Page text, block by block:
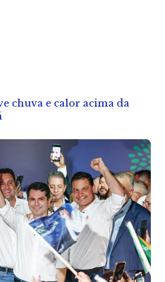
chuva e calor acima da